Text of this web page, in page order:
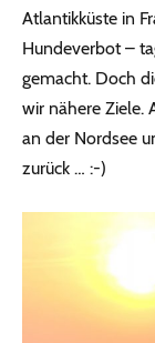
Atlantikküste in
Hundeverbot –
gemacht. Doch
wir nähere Ziele.
an der Nordsee
zurück … :-)